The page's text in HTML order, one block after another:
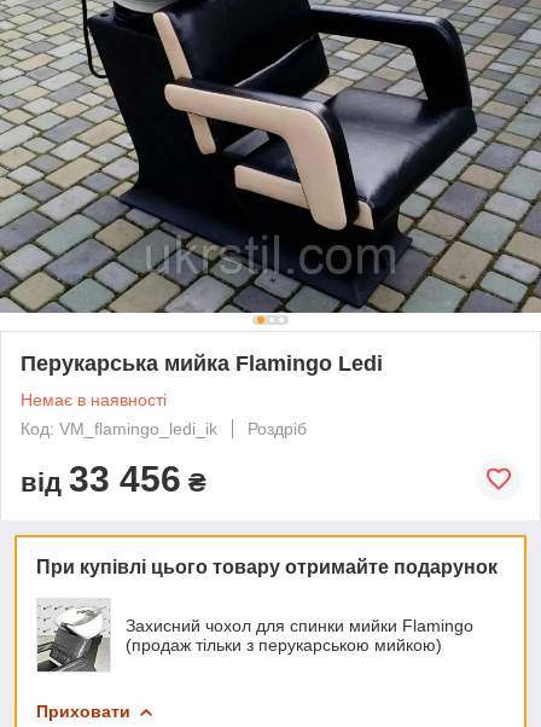
Перукарська мийка Flamingo Ledi
Немає в наявності
Код: VM_flamingo_ledi_ik
Роздріб
від 33 456 ₴
При купівлі цього товару отримайте подарунок
Захисний чохол для спинки мийки Flamingo
(продаж тільки з перукарською мийкою)
Приховати